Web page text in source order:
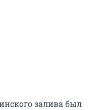
залива был